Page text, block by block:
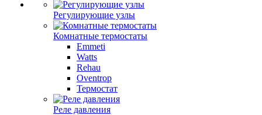
Регулирующие узлы
Комнатные термостаты
Emmeti
Watts
Rehau
Oventrop
Термостат
Реле давления